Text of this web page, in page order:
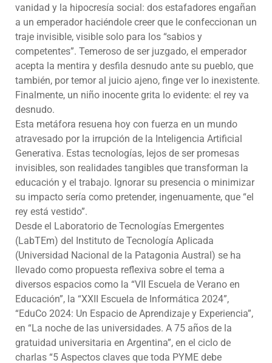
vanidad y la hipocresía social: dos estafadores engañan
a un emperador haciéndole creer que le confeccionan un
traje invisible, visible solo para los “sabios y
competentes”. Temeroso de ser juzgado, el emperador
acepta la mentira y desfila desnudo ante su pueblo, que
también, por temor al juicio ajeno, finge ver lo inexistente.
Finalmente, un niño inocente grita lo evidente: el rey va
desnudo.
Esta metáfora resuena hoy con fuerza en un mundo
atravesado por la irrupción de la Inteligencia Artificial
Generativa. Estas tecnologías, lejos de ser promesas
invisibles, son realidades tangibles que transforman la
educación y el trabajo. Ignorar su presencia o minimizar
su impacto sería como pretender, ingenuamente, que “el
rey está vestido”.
Desde el Laboratorio de Tecnologías Emergentes
(LabTEm) del Instituto de Tecnología Aplicada
(Universidad Nacional de la Patagonia Austral) se ha
llevado como propuesta reflexiva sobre el tema a
diversos espacios como la “VII Escuela de Verano en
Educación”, la “XXII Escuela de Informática 2024”,
“EduCo 2024: Un Espacio de Aprendizaje y Experiencia”,
en “La noche de las universidades. A 75 años de la
gratuidad universitaria en Argentina”, en el ciclo de
charlas “5 Aspectos claves que toda PYME debe